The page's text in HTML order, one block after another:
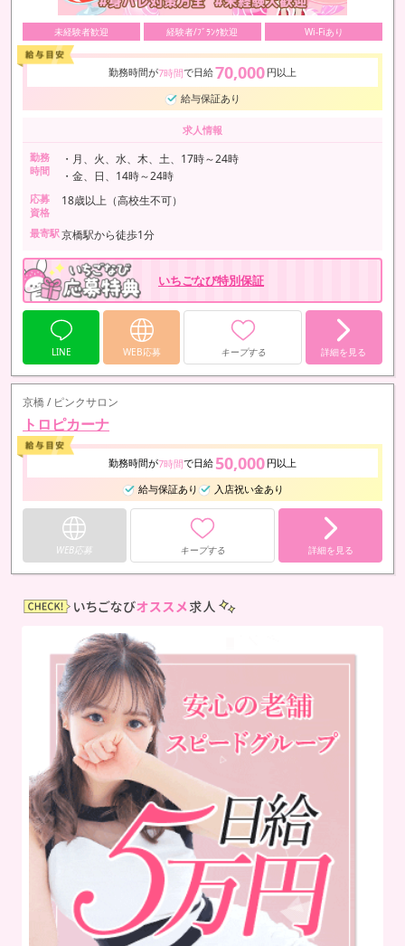
未経験者歓迎 経験者/ﾌﾞﾗﾝｸ歓迎 Wi-Fiあり
勤務時間が7時間で日給70,000 円以上
給与保証あり
求人情報
勤務
時間
・月、火、水、木、土、17時～24時
・金、日、14時～24時
応募
資格
18歳以上（高校生不可）
最寄駅京橋駅から徒歩1分
いちごなび特別保証
LINE WEB応募 キープする 詳細を見る
京橋 / ピンクサロン
トロピカーナ
勤務時間が7時間で日給 50,000 円以上
給与保証あり
入店祝い金あり
WEB応募 キープする 詳細を見る